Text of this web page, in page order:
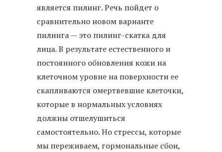
является пилинг. Речь пойдет о
сравнительно новом варианте
пилинга — это пилинг-скатка для
лица. В результате естественного и
постоянного обновления кожи на
клеточном уровне на поверхности ее
скапливаются омертвевшие клеточки,
которые в нормальных условиях
должны отшелушиться
самостоятельно. Но стрессы, которые
мы переживаем, гормональные сбои,